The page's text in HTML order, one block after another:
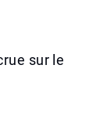
sur le